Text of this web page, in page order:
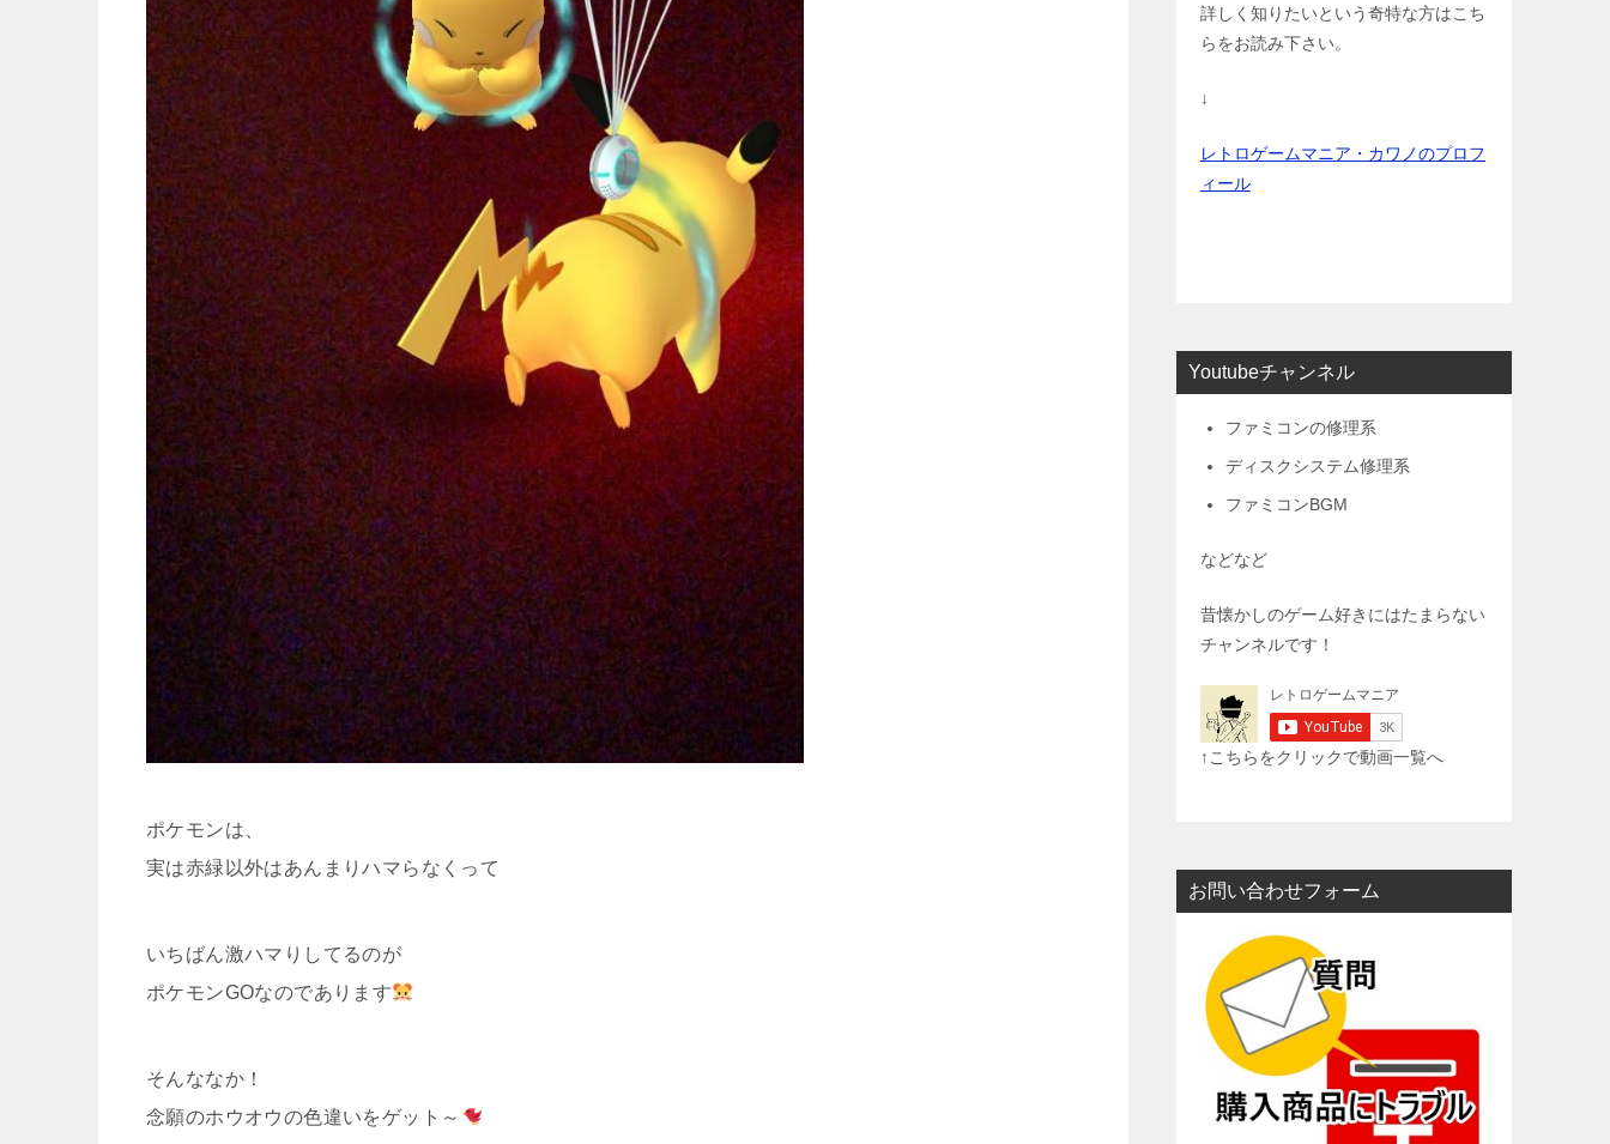
ポケモンは、
実は赤緑以外はあんまりハマらなくって
いちばん激ハマりしてるのが
ポケモンGOなのであります
そんななか！
念願のホウオウの色違いをゲット～
詳しく知りたいという奇特な方はこち
らをお読み下さい。
↓
レトロゲームマニア・カワノのプロフ
ィール
Youtubeチャンネル
ファミコンの修理系
ディスクシステム修理系
ファミコンBGM
などなど
昔懐かしのゲーム好きにはたまらない
チャンネルです！
↑こちらをクリックで動画一覧へ
お問い合わせフォーム